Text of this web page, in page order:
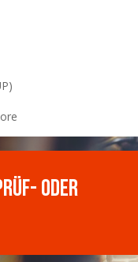
oder